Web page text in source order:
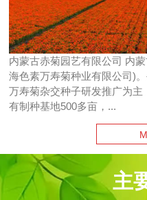
内蒙古赤菊园艺有限公司 内
海色素万寿菊种业有限公司)
万寿菊杂交种子研发推广为
有制种基地500多亩，...
主